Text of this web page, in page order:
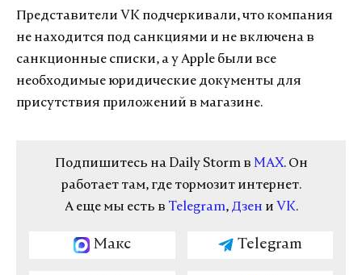
Представители VK подчеркивали, что компания
не находится под санкциями и не включена в
санкционные списки, а у Apple были все
необходимые юридические документы для
присутствия приложений в магазине.
Подпишитесь на Daily Storm в MAX. Он
работает там, где тормозит интернет.
А еще мы есть в Telegram, Дзен и VK.
Макс Telegram